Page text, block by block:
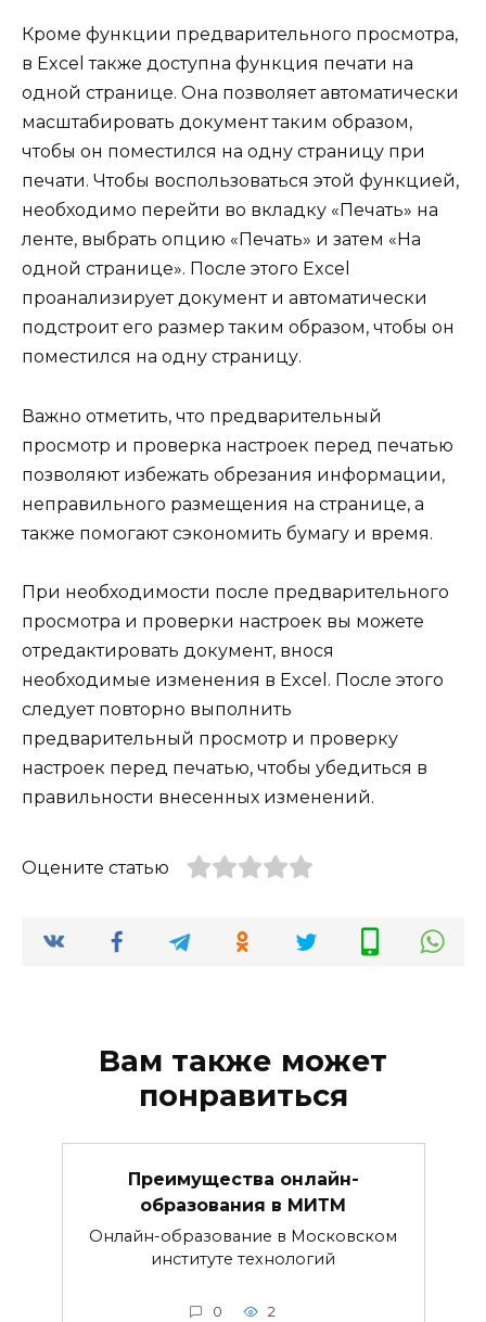
Кроме функции предварительного просмотра,
в Excel также доступна функция печати на
одной странице. Она позволяет автоматически
масштабировать документ таким образом,
чтобы он поместился на одну страницу при
печати. Чтобы воспользоваться этой функцией,
необходимо перейти во вкладку «Печать» на
ленте, выбрать опцию «Печать» и затем «На
одной странице». После этого Excel
проанализирует документ и автоматически
подстроит его размер таким образом, чтобы он
поместился на одну страницу.
Важно отметить, что предварительный
просмотр и проверка настроек перед печатью
позволяют избежать обрезания информации,
неправильного размещения на странице, а
также помогают сэкономить бумагу и время.
При необходимости после предварительного
просмотра и проверки настроек вы можете
отредактировать документ, внося
необходимые изменения в Excel. После этого
следует повторно выполнить
предварительный просмотр и проверку
настроек перед печатью, чтобы убедиться в
правильности внесенных изменений.
Оцените статью
Вам также может
понравиться
Преимущества онлайн-
образования в МИТМ
Онлайн-образование в Московском
институте технологий
0 2